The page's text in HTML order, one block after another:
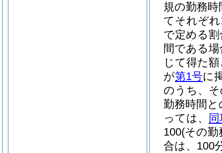
規の勤務
てそれぞ
で定める割
間である
じて得た
が第1号に
のうち、
勤務時間
っては、
100(その勤
合は、100